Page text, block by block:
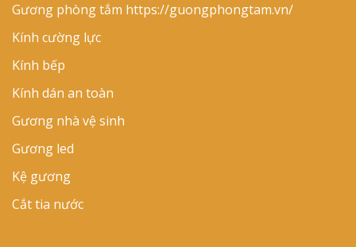
Gương phòng tắm https://guongphongtam.vn/
Kính cường lực
Kính bếp
Kính dán an toàn
Gương nhà vệ sinh
Gương led
Kệ gương
Cắt tia nước